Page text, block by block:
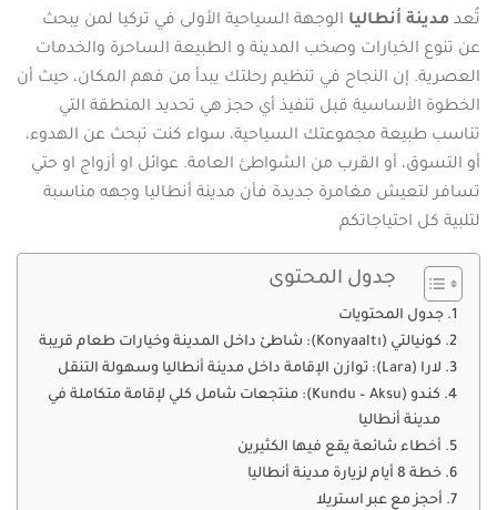
تُعد مدينة أنطاليا الوجهة السياحية الأولى في تركيا لمن يبحث
عن تنوع الخيارات وصخب المدينة و الطبيعة الساحرة والخدمات
العصرية. إن النجاح في تنظيم رحلتك يبدأ من فهم المكان، حيث أن
الخطوة الأساسية قبل تنفيذ أي حجز هي تحديد المنطقة التي
تناسب طبيعة مجموعتك السياحية، سواء كنت تبحث عن الهدوء،
أو التسوق، أو القرب من الشواطئ العامة. عوائل او أزواج او حتي
تسافر لتعيش مغامرة جديدة فأن مدينة أنطاليا وجهه مناسبة
لتلبية كل احتياجاتكم
جدول المحتوى
جدول المحتويات
كونيالتي (Konyaaltı): شاطئ داخل المدينة وخيارات طعام قريبة
لارا (Lara): توازن الإقامة داخل مدينة أنطاليا وسهولة التنقل
كندو (Kundu – Aksu): منتجعات شامل كلي لإقامة متكاملة في
مدينة أنطاليا
أخطاء شائعة يقع فيها الكثيرين
خطة 8 أيام لزيارة مدينة أنطاليا
أحجز مع عبر استريلا